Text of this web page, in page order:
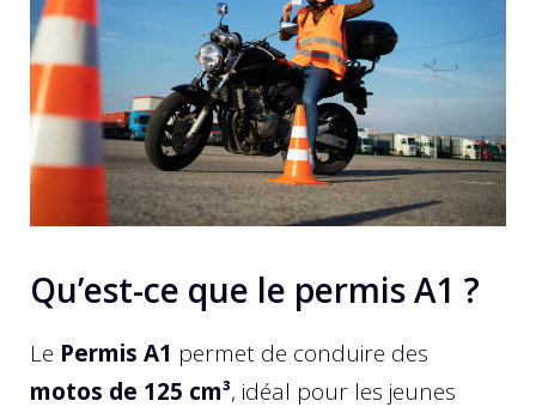
Qu’est-ce que le permis A1 ?
Le Permis A1 permet de conduire des
motos de 125 cm³, idéal pour les jeunes